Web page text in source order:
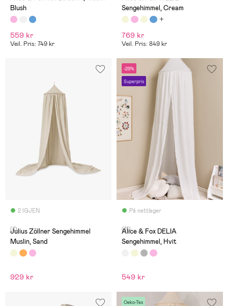
Blush
559 kr
Veil. Pris: 749 kr
Sengehimmel, Cream
769 kr
Veil. Pris: 849 kr
2 IGJEN
(1)
Julius Zöllner Sengehimmel
Muslin, Sand
929 kr
-29%
Superpris
På nettlager
(11)
Alice & Fox DELIA
Sengehimmel, Hvit
549 kr
Oeko-Tex